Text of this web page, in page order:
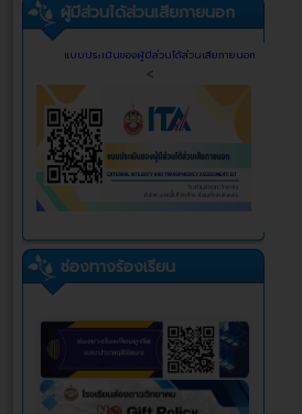
ผู้มีส่วนได้ส่วนเสียภายนอก
แบบประเมินของผู้มีส่วนได้ส่วนเสียภายนอก
<
ช่องทางร้องเรียน